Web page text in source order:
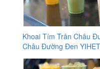
Khoai Tím Trân Châu
Châu Đường Đen